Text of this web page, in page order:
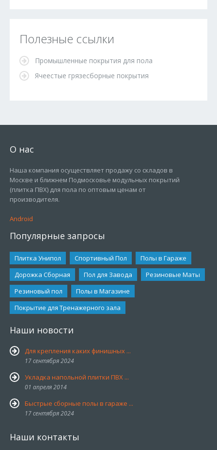
Полезные ссылки
Промышленные покрытия для пола
Ячеестые грязесборные покрытия
О нас
Наша компания осуществляет продажу со складов в
Москве и ближнем Подмосковье модульных покрытий
(плитка ПВХ) для пола по оптовым ценам от
производителя.
Android
Популярные запросы
Плитка Унипол Спортивный Пол
Полы в Гараже
Дорожка Сборная
Пол для Завода
Резиновые Маты
Резиновый пол
Полы в Магазине
Покрытие для Тренажерного зала
Наши новости
Для крепления каких финишных ...
17 сентября 2024
Укладка напольной плитки ПВХ ...
01 апреля 2014
Быстрые сборные полы в гараже ...
17 сентября 2024
Наши контакты